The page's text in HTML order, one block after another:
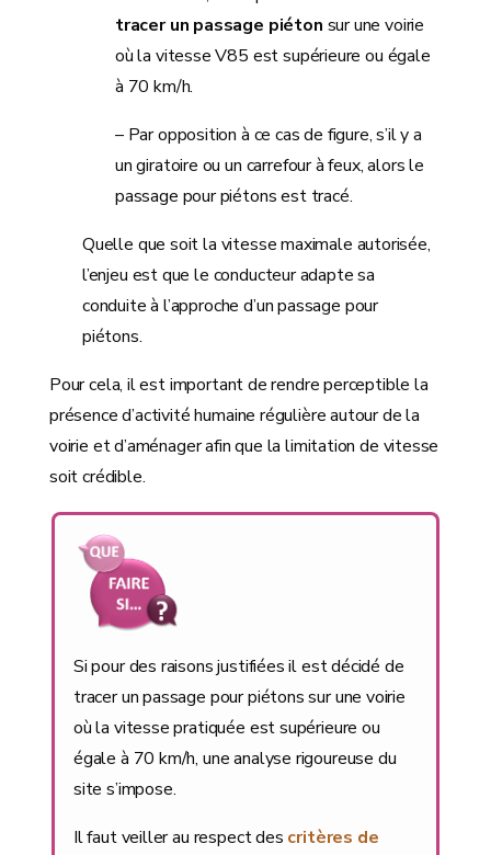
tracer un passage piéton sur une voirie
où la vitesse V85 est supérieure ou égale
à 70 km/h.
– Par opposition à ce cas de figure, s’il y a
un giratoire ou un carrefour à feux, alors le
passage pour piétons est tracé.
Quelle que soit la vitesse maximale autorisée,
l’enjeu est que le conducteur adapte sa
conduite à l’approche d’un passage pour
piétons.
Pour cela, il est important de rendre perceptible la
présence d’activité humaine régulière autour de la
voirie et d’aménager afin que la limitation de vitesse
soit crédible.
Si pour des raisons justifiées il est décidé de
tracer un passage pour piétons sur une voirie
où la vitesse pratiquée est supérieure ou
égale à 70 km/h, une analyse rigoureuse du
site s’impose.
Il faut veiller au respect des critères de